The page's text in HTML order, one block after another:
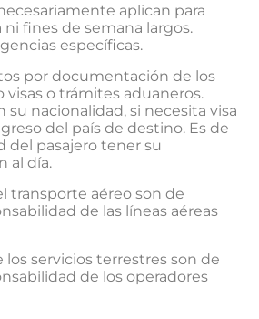
aplican para
fines de semana largos.
específicas.
por documentación de los
visas o trámites aduaneros.
su nacionalidad, si necesita visa
del país de destino. Es de
del pasajero tener su
al día.
transporte aéreo son de
de las líneas aéreas
los servicios terrestres son de
de los operadores